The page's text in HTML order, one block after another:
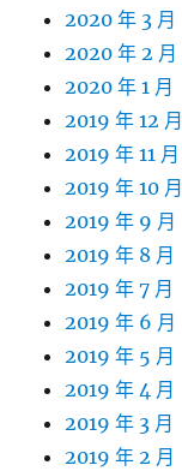
2020 年 3 月
2020 年 2 月
2020 年 1 月
2019 年 12 月
2019 年 11 月
2019 年 10 月
2019 年 9 月
2019 年 8 月
2019 年 7 月
2019 年 6 月
2019 年 5 月
2019 年 4 月
2019 年 3 月
2019 年 2 月